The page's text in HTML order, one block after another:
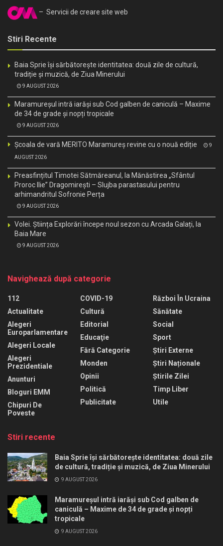
– Servicii de creare site web
Stiri Recente
Baia Sprie își sărbătorește identitatea: două zile de cultură,
tradiție și muzică, de Ziua Minerului
9 AUGUST 2026
Maramureșul intră iarăși sub Cod galben de caniculă – Maxime
de 34 de grade și nopți tropicale
9 AUGUST 2026
Școala de vară MERITO Maramureș revine cu o nouă ediție 9
AUGUST 2026
Preasfințitul Timotei Sătmăreanul, la Mănăstirea „Sfântul
Proroc Ilie” Dragomirești – Slujba parastasului pentru
arhimandritul Sofronie Perța
9 AUGUST 2026
Volei. Știința Explorări începe noul sezon cu Arcada Galați, la
Baia Mare
9 AUGUST 2026
Navighează după categorie
112
Actualitate
Alegeri
Europarlamentare
Alegeri Locale
Alegeri
Prezidentiale
Anunturi
Bloguri EMM
Chipuri De
Poveste
COVID-19
Cultură
Editorial
Educaţie
Fără Categorie
Monden
Opinii
Politică
Publicitate
Război În Ucraina
Sănătate
Social
Sport
Știri Externe
Știri Naționale
Știrile Zilei
Timp Liber
Utile
Stiri recente
Baia Sprie își sărbătorește identitatea: două zile
de cultură, tradiție și muzică, de Ziua Minerului
9 AUGUST 2026
Maramureșul intră iarăși sub Cod galben de
caniculă – Maxime de 34 de grade și nopți
tropicale
9 AUGUST 2026